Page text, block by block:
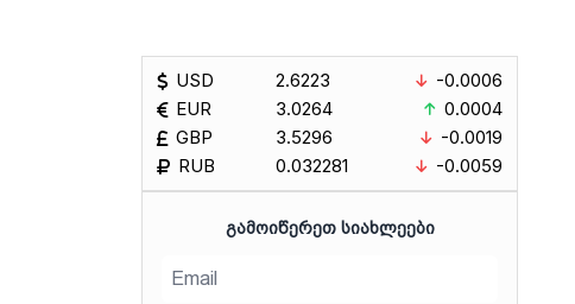
USD
EUR
GBP
RUB
2.6223
3.0264
3.5296
0.032281
-0.0006
0.0004
-0.0019
-0.0059
ᲒᲐᲛᲝᲘᲬᲔᲠᲔᲗ ᲡᲘᲐᲮᲚᲔᲔᲑᲘ